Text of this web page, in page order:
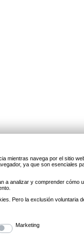
mientras navega por el sitio
ya que son esenciales
a analizar y comprender cómo
Pero la exclusión voluntaria
Marketing